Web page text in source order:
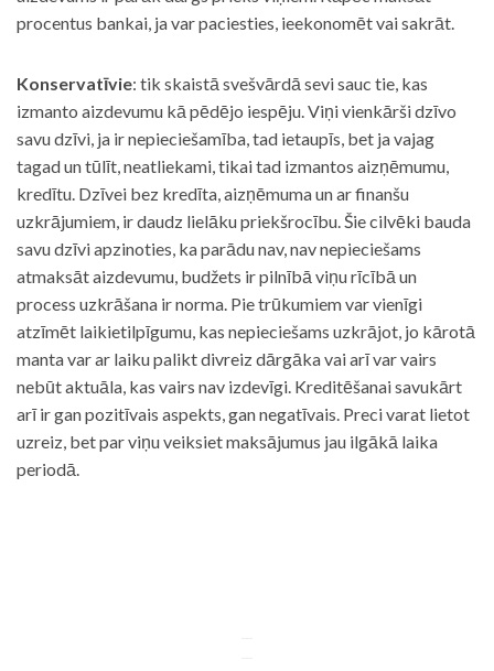
procentus bankai, ja var paciesties, ieekonomēt vai sakrāt.
Konservatīvie: tik skaistā svešvārdā sevi sauc tie, kas
izmanto aizdevumu kā pēdējo iespēju. Viņi vienkārši dzīvo
savu dzīvi, ja ir nepieciešamība, tad ietaupīs, bet ja vajag
tagad un tūlīt, neatliekami, tikai tad izmantos aizņēmumu,
kredītu. Dzīvei bez kredīta, aizņēmuma un ar finanšu
uzkrājumiem, ir daudz lielāku priekšrocību. Šie cilvēki bauda
savu dzīvi apzinoties, ka parādu nav, nav nepieciešams
atmaksāt aizdevumu, budžets ir pilnībā viņu rīcībā un
process uzkrāšana ir norma. Pie trūkumiem var vienīgi
atzīmēt laikietilpīgumu, kas nepieciešams uzkrājot, jo kārotā
manta var ar laiku palikt divreiz dārgāka vai arī var vairs
nebūt aktuāla, kas vairs nav izdevīgi. Kreditēšanai savukārt
arī ir gan pozitīvais aspekts, gan negatīvais. Preci varat lietot
uzreiz, bet par viņu veiksiet maksājumus jau ilgākā laika
periodā.